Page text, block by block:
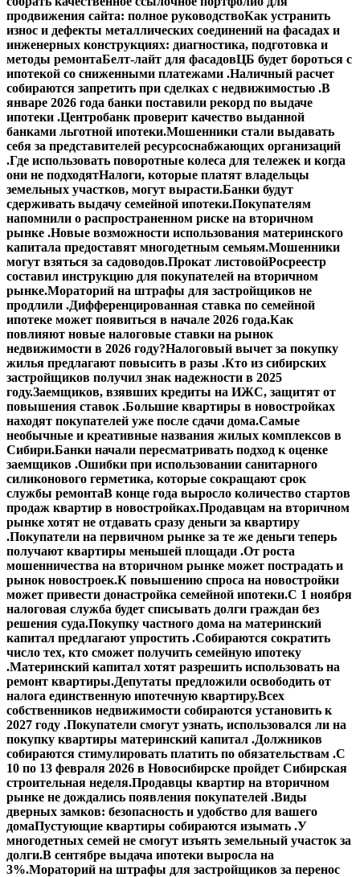
продвижения сайта: полное руководствоКак устранить
износ и дефекты металлических соединений на фасадах и
инженерных конструкциях: диагностика, подготовка и
методы ремонтаБелт-лайт для фасадовЦБ будет бороться с
ипотекой со сниженными платежами .Наличный расчет
собираются запретить при сделках с недвижимостью .В
январе 2026 года банки поставили рекорд по выдаче
ипотеки .Центробанк проверит качество выданной
банками льготной ипотеки.Мошенники стали выдавать
себя за представителей ресурсоснабжающих организаций
.Где использовать поворотные колеса для тележек и когда
они не подходятНалоги, которые платят владельцы
земельных участков, могут вырасти.Банки будут
сдерживать выдачу семейной ипотеки.Покупателям
напомнили о распространенном риске на вторичном
рынке .Новые возможности использования материнского
капитала предоставят многодетным семьям.Мошенники
могут взяться за садоводов.Прокат листовойРосреестр
составил инструкцию для покупателей на вторичном
рынке.Мораторий на штрафы для застройщиков не
продлили .Дифференцированная ставка по семейной
ипотеке может появиться в начале 2026 года.Как
повлияют новые налоговые ставки на рынок
недвижимости в 2026 году?Налоговый вычет за покупку
жилья предлагают повысить в разы .Кто из сибирских
застройщиков получил знак надежности в 2025
году.Заемщиков, взявших кредиты на ИЖС, защитят от
повышения ставок .Большие квартиры в новостройках
находят покупателей уже после сдачи дома.Самые
необычные и креативные названия жилых комплексов в
Сибири.Банки начали пересматривать подход к оценке
заемщиков .Ошибки при использовании санитарного
силиконового герметика, которые сокращают срок
службы ремонтаВ конце года выросло количество стартов
продаж квартир в новостройках.Продавцам на вторичном
рынке хотят не отдавать сразу деньги за квартиру
.Покупатели на первичном рынке за те же деньги теперь
получают квартиры меньшей площади .От роста
мошенничества на вторичном рынке может пострадать и
рынок новостроек.К повышению спроса на новостройки
может привести донастройка семейной ипотеки.С 1 ноября
налоговая служба будет списывать долги граждан без
решения суда.Покупку частного дома на материнский
капитал предлагают упростить .Собираются сократить
число тех, кто сможет получить семейную ипотеку
.Материнский капитал хотят разрешить использовать на
ремонт квартиры.Депутаты предложили освободить от
налога единственную ипотечную квартиру.Всех
собственников недвижимости собираются установить к
2027 году .Покупатели смогут узнать, использовался ли на
покупку квартиры материнский капитал .Должников
собираются стимулировать платить по обязательствам .С
10 по 13 февраля 2026 в Новосибирске пройдет Сибирская
строительная неделя.Продавцы квартир на вторичном
рынке не дождались появления покупателей .Виды
дверных замков: безопасность и удобство для вашего
домаПустующие квартиры собираются изымать .У
многодетных семей не смогут изъять земельный участок за
долги.В сентябре выдача ипотеки выросла на
3%.Мораторий на штрафы для застройщиков за перенос